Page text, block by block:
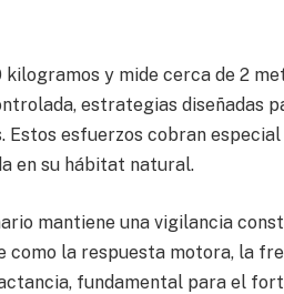
kilogramos y mide cerca de 2
estrategias diseñadas
Estos esfuerzos cobran
en su hábitat natural.
mantiene una vigilancia
como la respuesta motora, la
fundamental para el